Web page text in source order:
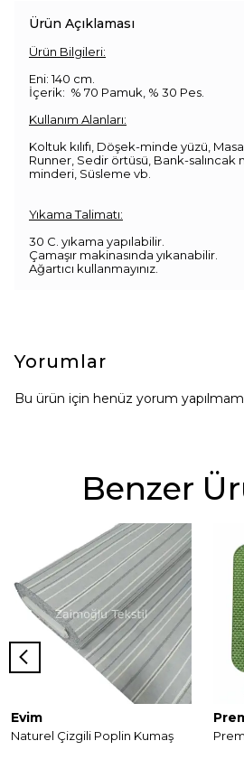
Ürün Açıklaması
Ürün Bilgileri:
Eni: 140 cm.
İçerik: % 70 Pamuk, % 30 Pes.
Kullanım Alanları:
Koltuk kılıfı, Döşek-minde yüzü,
Runner, Sedir örtüsü, Bank-salıncak
minderi, Süsleme vb.
Yıkama Talimatı:
30 C. yıkama yapılabilir.
Çamaşır makinasında yıkanabilir.
Ağartıcı kullanmayınız.
Yorumlar
Bu ürün için henüz yorum
Benzer
Evim
Naturel Çizgili Poplin Kumaş